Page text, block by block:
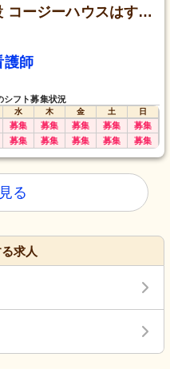
介護老人保健施設 コージーハウスはすぬま
護師
シフト募集状況
水 木 金 土
日
募集 募集 募集 募集 募集
募集 募集 募集 募集 募集
る
求人